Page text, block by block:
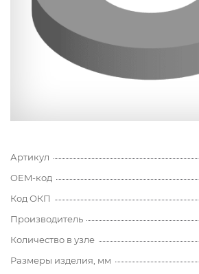
Артикул
OEM-код
Код ОКП
Производитель
Количество в узле
Размеры изделия, мм